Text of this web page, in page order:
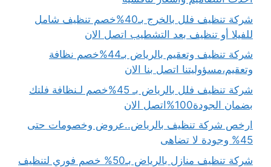
شركة تنظيف فلل بالخرج بـ40%خصم تنظيف شامل
للفيلا أو تنظيف بعد التشطيب اتصل الان
شركة تنظيف وتعقيم بالرياض بـ44%خصم نظافة
وتعقيم،مسؤوليتنا اتصل بنا الان
شركة تنظيف فلل بالرياض بـ 45%خصم لـنظافة فلتك
بضمان الجودة100%اتصل الان
ارخص شركة تنظيف بالرياض..عروض وخصومات حتى
45% وجودة لا تضاهى
شركة تنظيف منازل بالرياض بـ50% خصم فوري لتنظيف